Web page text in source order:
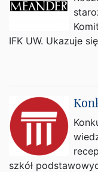
IFK UW. Ukazuje
szkół